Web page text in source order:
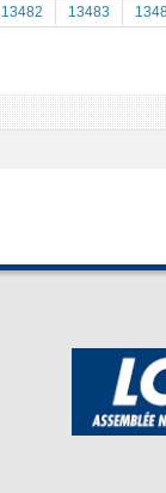
13482
13483